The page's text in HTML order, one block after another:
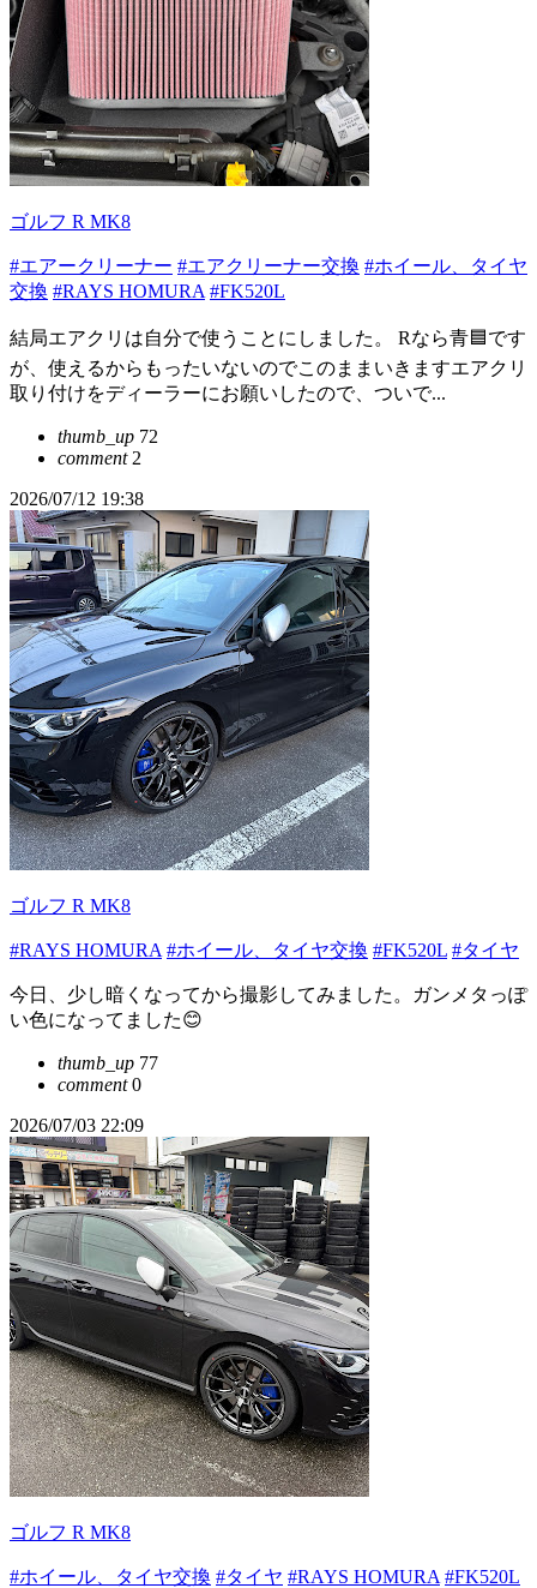
ゴルフ R MK8
#エアークリーナー #エアクリーナー交換 #ホイール、タイヤ
交換 #RAYS HOMURA #FK520L
結局エアクリは自分で使うことにしました。 Rなら青🟦です
が、使えるからもったいないのでこのままいきますエアクリ
取り付けをディーラーにお願いしたので、ついで...
thumb_up 72
comment2
2026/07/12 19:38
ゴルフ R MK8
#RAYS HOMURA #ホイール、タイヤ交換 #FK520L #タイヤ
今日、少し暗くなってから撮影してみました。ガンメタっぽ
い色になってました😊
thumb_up 77
comment0
2026/07/03 22:09
ゴルフ R MK8
#ホイール、タイヤ交換 #タイヤ #RAYS HOMURA #FK520L